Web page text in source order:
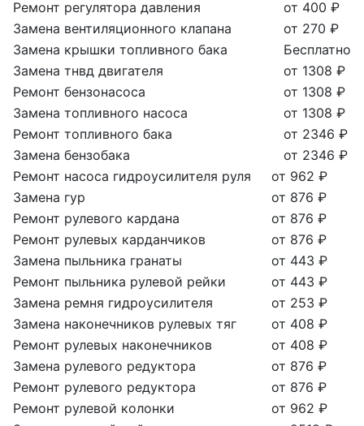
Ремонт регулятора давления
от 400 ₽
Замена вентиляционного клапана
от 270 ₽
Замена крышки топливного бака
Бесплатно
Замена тнвд двигателя
от 1308 ₽
Ремонт бензонасоса
от 1308 ₽
Замена топливного насоса
от 1308 ₽
Ремонт топливного бака
от 2346 ₽
Замена бензобака
от 2346 ₽
Ремонт насоса гидроусилителя руля
от 962 ₽
Замена гур
от 876 ₽
Ремонт рулевого кардана
от 876 ₽
Ремонт рулевых карданчиков
от 876 ₽
Замена пыльника гранаты
от 443 ₽
Ремонт пыльника рулевой рейки
от 443 ₽
Замена ремня гидроусилителя
от 253 ₽
Замена наконечников рулевых тяг
от 408 ₽
Ремонт рулевых наконечников
от 408 ₽
Замена рулевого редуктора
от 876 ₽
Ремонт рулевого редуктора
от 876 ₽
Ремонт рулевой колонки
от 962 ₽